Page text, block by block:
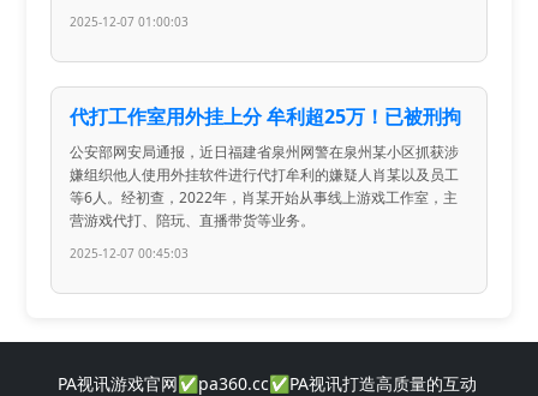
2025-12-07 01:00:03
代打工作室用外挂上分 牟利超25万！已被刑拘
公安部网安局通报，近日福建省泉州网警在泉州某小区抓获涉
嫌组织他人使用外挂软件进行代打牟利的嫌疑人肖某以及员工
等6人。经初查，2022年，肖某开始从事线上游戏工作室，主
营游戏代打、陪玩、直播带货等业务。
2025-12-07 00:45:03
PA视讯游戏官网✅pa360.cc✅PA视讯打造高质量的互动